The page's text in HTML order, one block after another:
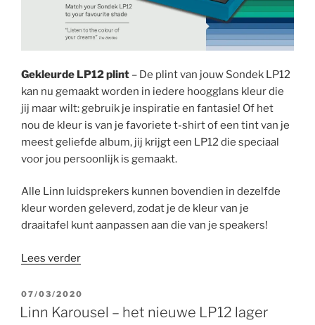
Gekleurde LP12 plint – De plint van jouw Sondek LP12
kan nu gemaakt worden in iedere hoogglans kleur die
jij maar wilt: gebruik je inspiratie en fantasie! Of het
nou de kleur is van je favoriete t-shirt of een tint van je
meest geliefde album, jij krijgt een LP12 die speciaal
voor jou persoonlijk is gemaakt.
Alle Linn luidsprekers kunnen bovendien in dezelfde
kleur worden geleverd, zodat je de kleur van je
draaitafel kunt aanpassen aan die van je speakers!
Lees verder“Nieuw
Gekleurde
LP12
GEPLAATST
OP
07/03/2020
Linn Karousel – het nieuwe LP12 lager